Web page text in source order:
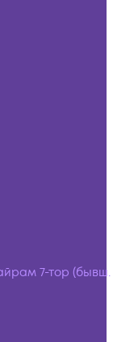
7-тор (бывш.